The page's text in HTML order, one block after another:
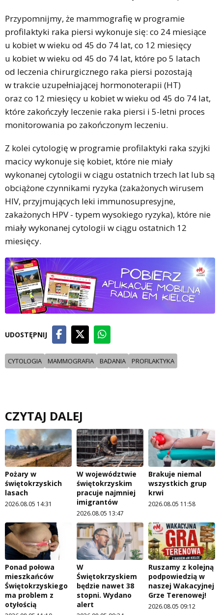
Przypomnijmy, że mammografię w programie
profilaktyki raka piersi wykonuje się: co 24 miesiące
u kobiet w wieku od 45 do 74 lat, co 12 miesięcy
u kobiet w wieku od 45 do 74 lat, które po 5 latach
od leczenia chirurgicznego raka piersi pozostają
w trakcie uzupełniającej hormonoterapii (HT)
oraz co 12 miesięcy u kobiet w wieku od 45 do 74 lat,
które zakończyły leczenie raka piersi i 5-letni proces
monitorowania po zakończonym leczeniu.
Z kolei cytologię w programie profilaktyki raka szyjki
macicy wykonuje się kobiet, które nie miały
wykonanej cytologii w ciągu ostatnich trzech lat lub są
obciążone czynnikami ryzyka (zakażonych wirusem
HIV, przyjmujących leki immunosupresyjne,
zakażonych HPV - typem wysokiego ryzyka), które nie
miały wykonanej cytologii w ciągu ostatnich 12
miesięcy.
UDOSTĘPNIJ
CYTOLOGIA MAMMOGRAFIA BADANIA PROFILAKTYKA
CZYTAJ DALEJ
Pożary w
świętokrzyskich
lasach
2026.08.05 14:31
W województwie
świętokrzyskim
pracuje najmniej
imigrantów
2026.08.05 13:47
Brakuje niemal
wszystkich grup
krwi
2026.08.05 11:58
Ponad połowa
mieszkańców
Świętokrzyskiego
ma problem z
otyłością
W
Świętokrzyskiem
będzie nawet 38
stopni. Wydano
alert
Ruszamy z kolejną
podpowiedzią w
naszej Wakacyjnej
Grze Terenowej!
2026.08.05 09:12